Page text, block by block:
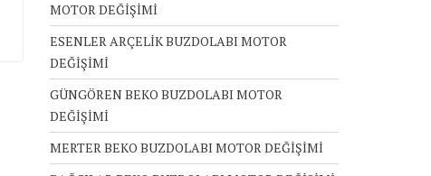
MOTOR DEĞİŞİMİ
ESENLER ARÇELİK BUZDOLABI MOTOR
DEĞİŞİMİ
GÜNGÖREN BEKO BUZDOLABI MOTOR
DEĞİŞİMİ
MERTER BEKO BUZDOLABI MOTOR DEĞİŞİMİ